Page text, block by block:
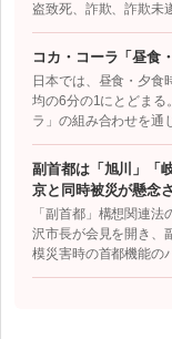
盗致死、詐欺、詐欺未
コカ・コーラ「昼食
日本では、昼食・夕食
均の6分の1にとどまる
ラ」の組み合わせを通
副首都は「旭川」「
京と同時被災が懸念
「副首都」構想関連
沢市長が会見を開き、
模災害時の首都機能の